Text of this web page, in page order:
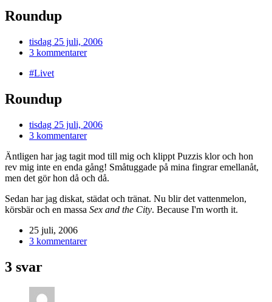
Roundup
tisdag 25 juli, 2006
3 kommentarer
#Livet
Roundup
tisdag 25 juli, 2006
3 kommentarer
Äntligen har jag tagit mod till mig och klippt Puzzis klor och hon
rev mig inte en enda gång! Småtuggade på mina fingrar emellanåt,
men det gör hon då och då.
Sedan har jag diskat, städat och tränat. Nu blir det vattenmelon,
körsbär och en massa Sex and the City. Because I'm worth it.
25 juli, 2006
3 kommentarer
3 svar